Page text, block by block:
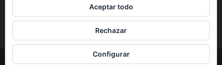
Aceptar todo
Rechazar
Configurar